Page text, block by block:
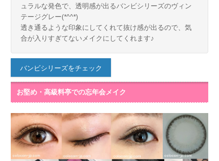
ュラルな発色で、透明感が出るバンビシリーズのヴィン
テージグレー(*^^*)
透き通るような印象にしてくれて抜け感が出るので、気
合が入りすぎてないメイクにしてくれます♪
バンビシリーズをチェック
お堅め・高級料亭での忘年会メイク